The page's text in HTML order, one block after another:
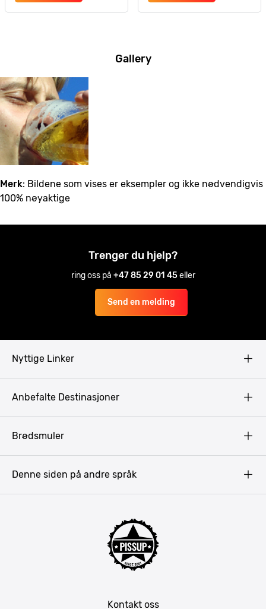
Gallery
Merk: Bildene som vises er eksempler og ikke nødvendigvis
100% nøyaktige
Trenger du hjelp?
ring oss på +47 85 29 01 45eller
Send en melding
Nyttige Linker
Anbefalte Destinasjoner
Brødsmuler
Kontakt oss
Denne siden på andre språk